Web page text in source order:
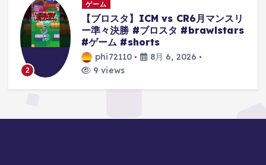
CR6月マンスリ
タ #brawlstars
2026
【クレーンゲーム】超デ
Grandistaのティーチ
にもモンキーDルフィー
ルトもやってくぞ 【ワ
phi72110
8月 6,